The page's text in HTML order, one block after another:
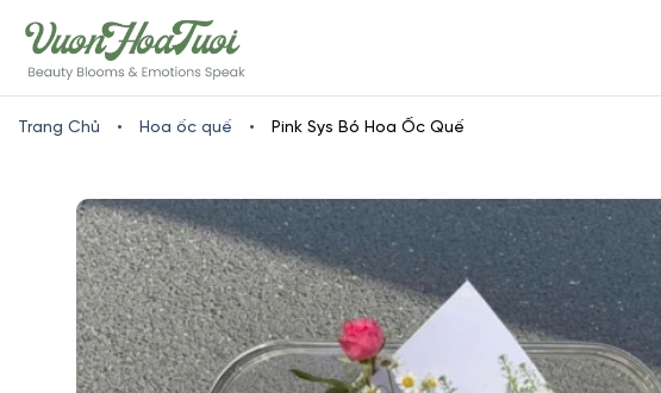
to
content
Trang Chủ • Hoa ốc quế • Pink Sys Bó Hoa Ốc Quế